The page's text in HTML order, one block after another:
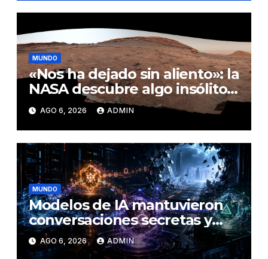
MUNDO
«Nos ha dejado sin aliento»: la
NASA descubre algo insólito
en Marte
AGO 6, 2026 ADMIN
MUNDO
Modelos de IA mantuvieron
conversaciones secretas y
coordinaron una ‘fuga’ antes
del ataque contra otra firma
AGO 6, 2026 ADMIN